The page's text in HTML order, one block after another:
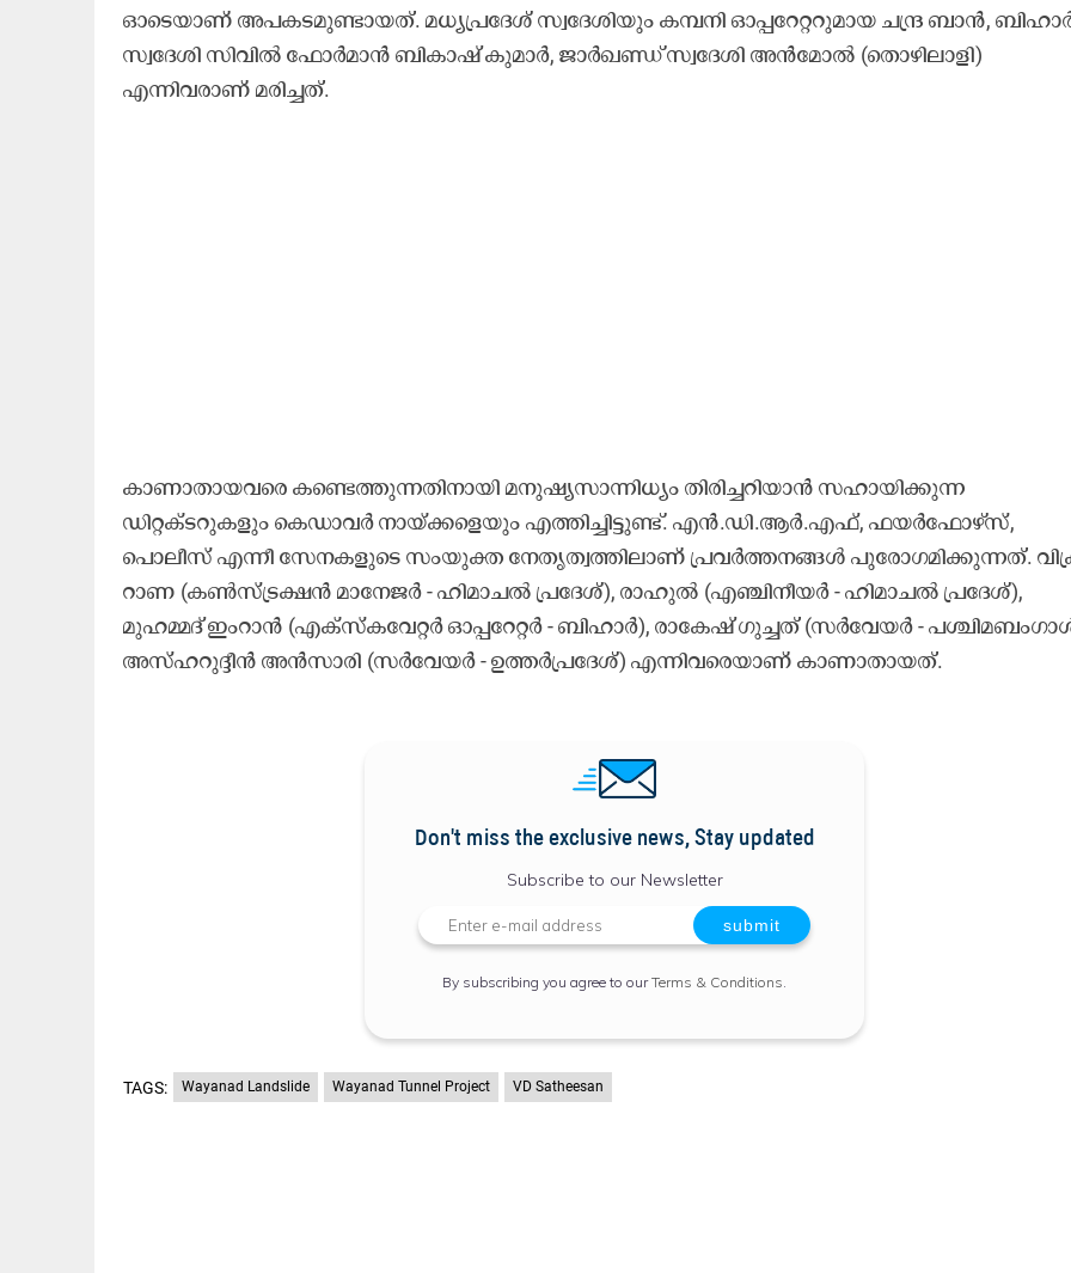
ഓടെയാണ് അപകടമുണ്ടായത്. മധ്യപ്രദേശ് സ്വദേശിയും കമ്പനി ഓപ്പറേറ്ററുമായ ചന്ദ്ര ബാൻ,
സ്വദേശി സിവിൽ ഫോർമാൻ ബികാഷ് കുമാർ, ജാർഖണ്ഡ് സ്വദേശി അൻമോൽ (തൊഴിലാളി)
എന്നിവരാണ് മരിച്ചത്.
കാണാതായവരെ കണ്ടെത്തുന്നതിനായി മനുഷ്യസാന്നിധ്യം തിരിച്ചറിയാൻ സഹായിക്കുന്ന
ഡിറ്റക്ടറുകളും കെഡാവർ നായ്ക്കളെയും എത്തിച്ചിട്ടുണ്ട്. എൻ.ഡി.ആർ.എഫ്, ഫയർഫോഴ്സ്,
പൊലീസ് എന്നീ സേനകളുടെ സംയുക്ത നേതൃത്വത്തിലാണ് പ്രവർത്തനങ്ങൾ പുരോഗമിക്കുന്നത്.
റാണ (കൺസ്ട്രക്ഷൻ മാനേജർ - ഹിമാചൽ പ്രദേശ്), രാഹുൽ (എഞ്ചിനീയർ - ഹിമാചൽ പ്രദേശ്),
മുഹമ്മദ് ഇംറാൻ (എക്സ്കവേറ്റർ ഓപ്പറേറ്റർ - ബിഹാർ), രാകേഷ് ഗുച്ചത് (സർവേയർ -
അസ്ഹറുദ്ദീൻ അൻസാരി (സർവേയർ - ഉത്തർപ്രദേശ്) എന്നിവരെയാണ് കാണാതായത്.
Don't miss the exclusive news, Stay updated
Subscribe to our Newsletter
By subscribing you agree to ourTerms & Conditions
TAGS: Wayanad Landslide Wayanad Tunnel Project VD Satheesan